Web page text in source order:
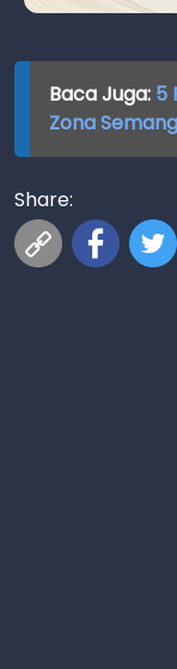
Baca Juga: 5
Zona
Share: